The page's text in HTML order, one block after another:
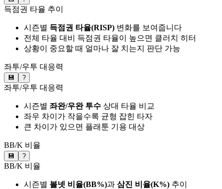
득점권 타율 추이
시즌별 득점권 타율(RISP) 변화를 보여줍니다
전체 타율 대비 득점권 타율이 높으면 클러치 히터
상황이 중요할 때 얼마나 잘 치는지 판단 가능
좌투/우투 대응력
💾 ?
좌투/우투 대응력
시즌별 좌완/우완 투수 상대 타율 비교
좌우 차이가 작을수록 균형 잡힌 타자
큰 차이가 있으면 플래툰 기용 대상
BB/K 비율
💾 ?
BB/K 비율
시즌별 볼넷 비율(BB%)과 삼진 비율(K%) 추이